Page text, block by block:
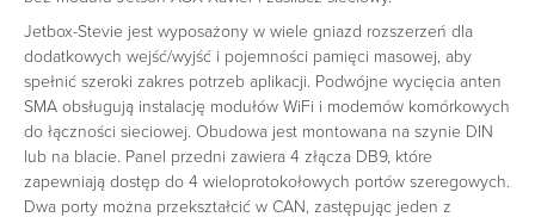
Jetbox-Stevie jest wyposażony w wiele gniazd rozszerzeń dla
dodatkowych wejść/wyjść i pojemności pamięci masowej, aby
spełnić szeroki zakres potrzeb aplikacji. Podwójne wycięcia anten
SMA obsługują instalację modułów WiFi i modemów komórkowych
do łączności sieciowej. Obudowa jest montowana na szynie DIN
lub na blacie. Panel przedni zawiera 4 złącza DB9, które
zapewniają dostęp do 4 wieloprotokołowych portów szeregowych.
Dwa porty można przekształcić w CAN, zastępując jeden z